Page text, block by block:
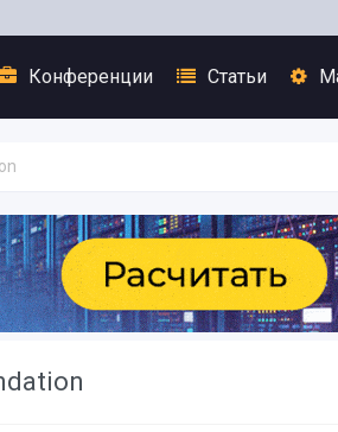
Конференции Статьи